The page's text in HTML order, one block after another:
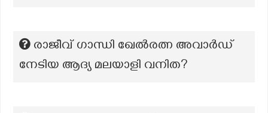
രാജീവ് ഗാന്ധി ഖേൽരത്ന അവാർഡ്
നേടിയ ആദ്യ മലയാളി വനിത?